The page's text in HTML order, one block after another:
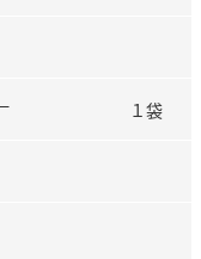
１袋